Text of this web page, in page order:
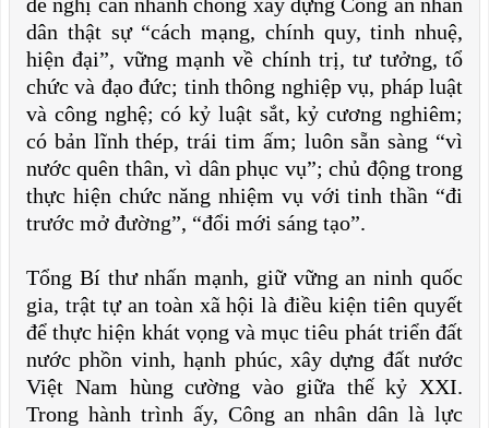
dân thật sự “cách mạng, chính quy, tinh nhuệ,
hiện đại”, vững mạnh về chính trị, tư tưởng, tổ
chức và đạo đức; tinh thông nghiệp vụ, pháp luật
và công nghệ; có kỷ luật sắt, kỷ cương nghiêm;
có bản lĩnh thép, trái tim ấm; luôn sẵn sàng “vì
nước quên thân, vì dân phục vụ”; chủ động trong
thực hiện chức năng nhiệm vụ với tinh thần “đi
trước mở đường”, “đổi mới sáng tạo”.
Tổng Bí thư nhấn mạnh, giữ vững an ninh quốc
gia, trật tự an toàn xã hội là điều kiện tiên quyết
để thực hiện khát vọng và mục tiêu phát triển đất
nước phồn vinh, hạnh phúc, xây dựng đất nước
Việt Nam hùng cường vào giữa thế kỷ XXI.
Trong hành trình ấy, Công an nhân dân là lực